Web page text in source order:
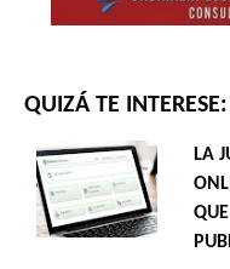
QUIZÁ TE INTERESE:
LA